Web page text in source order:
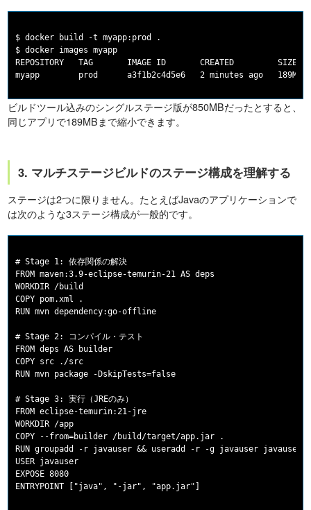
$ docker build -t myapp:prod .
$ docker images myapp
REPOSITORY   TAG       IMAGE ID       CREATED         SIZE
ビルドツール込みのシングルステージ版が850MBだったとすると、
同じアプリで189MBまで縮小できます。
3. マルチステージビルドのステージ構成を理解する
ステージは2つに限りません。たとえばJavaのアプリケーションで
は次のような3ステージ構成が一般的です。
# Stage 1: 依存関係の解決
FROM maven:3.9-eclipse-temurin-21 AS deps
WORKDIR /build
COPY pom.xml .
RUN mvn dependency:go-offline
# Stage 2: コンパイル・テスト
FROM deps AS builder
COPY src ./src
RUN mvn package -DskipTests=false
# Stage 3: 実行（JREのみ）
FROM eclipse-temurin:21-jre
WORKDIR /app
COPY --from=builder /build/target/app.jar .
RUN groupadd -r javauser && useradd -r -g javauser javauser
USER javauser
EXPOSE 8080